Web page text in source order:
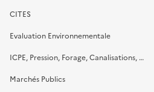
CITES
Evaluation Environnementale
ICPE, Pression, Forage, Canalisations, …
Marchés Publics